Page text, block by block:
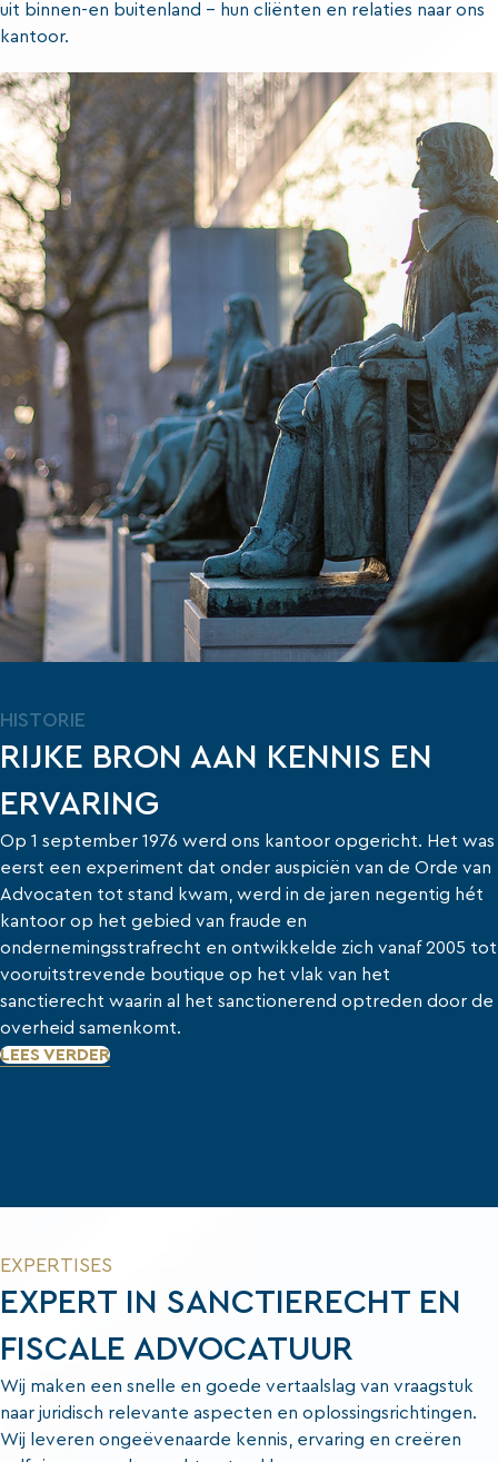
uit binnen-en buitenland – hun cliënten en relaties naar ons
kantoor.
HISTORIE
RIJKE BRON AAN KENNIS EN
ERVARING
Op 1 september 1976 werd ons kantoor opgericht. Het was
eerst een experiment dat onder auspiciën van de Orde van
Advocaten tot stand kwam, werd in de jaren negentig hét
kantoor op het gebied van fraude en
ondernemingsstrafrecht en ontwikkelde zich vanaf 2005 tot
vooruitstrevende boutique op het vlak van het
sanctierecht waarin al het sanctionerend optreden door de
overheid samenkomt.
LEES VERDER
EXPERTISES
EXPERT IN SANCTIERECHT EN
FISCALE ADVOCATUUR
Wij maken een snelle en goede vertaalslag van vraagstuk
naar juridisch relevante aspecten en oplossingsrichtingen.
Wij leveren ongeëvenaarde kennis, ervaring en creëren